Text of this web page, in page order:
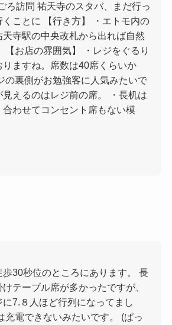
ろ訪問 祐天寺のスタバ、まだ行っ
ことに 【行き方】 ・エトモ内の
天寺駅の中央改札から出れば自然
【お店の雰囲気】 ・レジをぐるり
りますね。席数は40席くらいか
の裏側がお勉強客に人気みたいで
えるのはレジ前の席。 ・長机は
わせてコンセント席もない模
30秒位のところにあります。 長
テーブル席が多かったですが、
7.８人ほど行列になってまし
充電できないみたいです。 (ぱっ